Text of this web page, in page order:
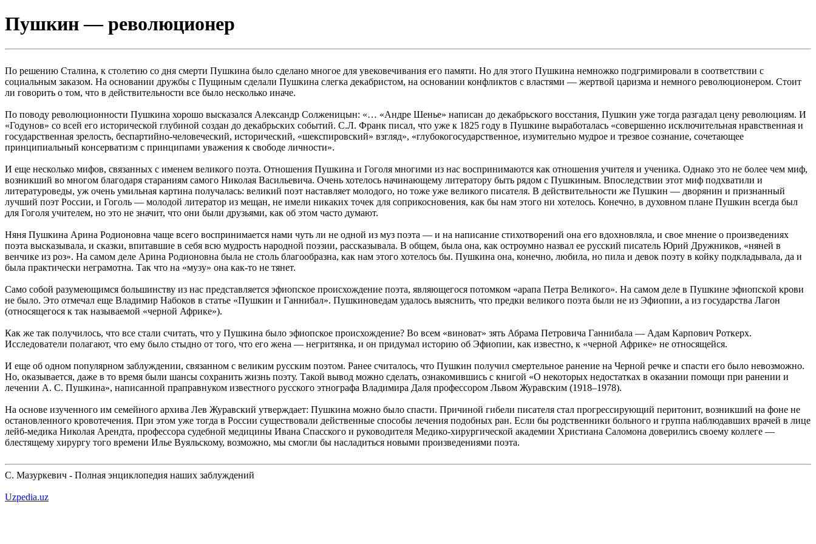
Пушкин — революционер
По решению Сталина, к столетию со дня смерти Пушкина было сделано многое для увековечивания его памяти. Но для этого Пушкина немножко подгримировали в соответствии с
социальным заказом. На основании дружбы с Пущиным сделали Пушкина слегка декабристом, на основании конфликтов с властями — жертвой царизма и немного революционером. Стоит
ли говорить о том, что в действительности все было несколько иначе.
По поводу революционности Пушкина хорошо высказался Александр Солженицын: «… «Андре Шенье» написан до декабрьского восстания, Пушкин уже тогда разгадал цену революциям. И
«Годунов» со всей его исторической глубиной создан до декабрьских событий. С.Л. Франк писал, что уже к 1825 году в Пушкине выработалась «совершенно исключительная нравственная и
государственная зрелость, беспартийно-человеческий, исторический, «шекспировский» взгляд», «глубокогосударственное, изумительно мудрое и трезвое сознание, сочетающее
принципиальный консерватизм с принципами уважения к свободе личности».
И еще несколько мифов, связанных с именем великого поэта. Отношения Пушкина и Гоголя многими из нас воспринимаются как отношения учителя и ученика. Однако это не более чем миф,
возникший во многом благодаря стараниям самого Николая Васильевича. Очень хотелось начинающему литератору быть рядом с Пушкиным. Впоследствии этот миф подхватили и
литературоведы, уж очень умильная картина получалась: великий поэт наставляет молодого, но тоже уже великого писателя. В действительности же Пушкин — дворянин и признанный
лучший поэт России, и Гоголь — молодой литератор из мещан, не имели никаких точек для соприкосновения, как бы нам этого ни хотелось. Конечно, в духовном плане Пушкин всегда был
для Гоголя учителем, но это не значит, что они были друзьями, как об этом часто думают.
Няня Пушкина Арина Родионовна чаще всего воспринимается нами чуть ли не одной из муз поэта — и на написание стихотворений она его вдохновляла, и свое мнение о произведениях
поэта высказывала, и сказки, впитавшие в себя всю мудрость народной поэзии, рассказывала. В общем, была она, как остроумно назвал ее русский писатель Юрий Дружников, «няней в
венчике из роз». На самом деле Арина Родионовна была не столь благообразна, как нам этого хотелось бы. Пушкина она, конечно, любила, но пила и девок поэту в койку подкладывала, да и
была практически неграмотна. Так что на «музу» она как-то не тянет.
Само собой разумеющимся большинству из нас представляется эфиопское происхождение поэта, являющегося потомком «арапа Петра Великого». На самом деле в Пушкине эфиопской крови
не было. Это отмечал еще Владимир Набоков в статье «Пушкин и Ганнибал». Пушкиноведам удалось выяснить, что предки великого поэта были не из Эфиопии, а из государства Лагон
(относящегося к так называемой «черной Африке»).
Как же так получилось, что все стали считать, что у Пушкина было эфиопское происхождение? Во всем «виноват» зять Абрама Петровича Ганнибала — Адам Карпович Роткерх.
Исследователи полагают, что ему было стыдно от того, что его жена — негритянка, и он придумал историю об Эфиопии, как известно, к «черной Африке» не относящейся.
И еще об одном популярном заблуждении, связанном с великим русским поэтом. Ранее считалось, что Пушкин получил смертельное ранение на Черной речке и спасти его было невозможно.
Но, оказывается, даже в то время были шансы сохранить жизнь поэту. Такой вывод можно сделать, ознакомившись с книгой «О некоторых недостатках в оказании помощи при ранении и
лечении А. С. Пушкина», написанной праправнуком известного русского этнографа Владимира Даля профессором Львом Журавским (1918–1978).
На основе изученного им семейного архива Лев Журавский утверждает: Пушкина можно было спасти. Причиной гибели писателя стал прогрессирующий перитонит, возникший на фоне не
остановленного кровотечения. При этом уже тогда в России существовали действенные способы лечения подобных ран. Если бы родственники больного и группа наблюдавших врачей в лице
лейб-медика Николая Арендта, профессора судебной медицины Ивана Спасского и руководителя Медико-хирургической академии Христиана Саломона доверились своему коллеге —
блестящему хирургу того времени Илье Вуяльскому, возможно, мы смогли бы насладиться новыми произведениями поэта.
С. Мазуркевич - Полная энциклопедия наших заблуждений
Uzpedia.uz